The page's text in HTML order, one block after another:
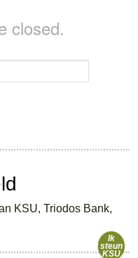
closed.
KSU, Triodos Bank,
Ik
steun
KSU